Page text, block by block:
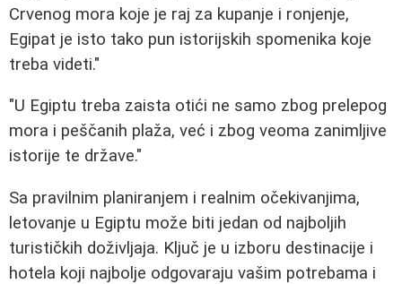
Crvenog mora koje je raj za kupanje i ronjenje,
Egipat je isto tako pun istorijskih spomenika koje
treba videti."
"U Egiptu treba zaista otići ne samo zbog prelepog
mora i peščanih plaža, već i zbog veoma zanimljive
istorije te države."
Sa pravilnim planiranjem i realnim očekivanjima,
letovanje u Egiptu može biti jedan od najboljih
turističkih doživljaja. Ključ je u izboru destinacije i
hotela koji najbolje odgovaraju vašim potrebama i